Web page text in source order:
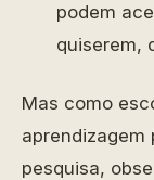
podem
quiserem,
Mas como
aprendizagem
pesquisa,